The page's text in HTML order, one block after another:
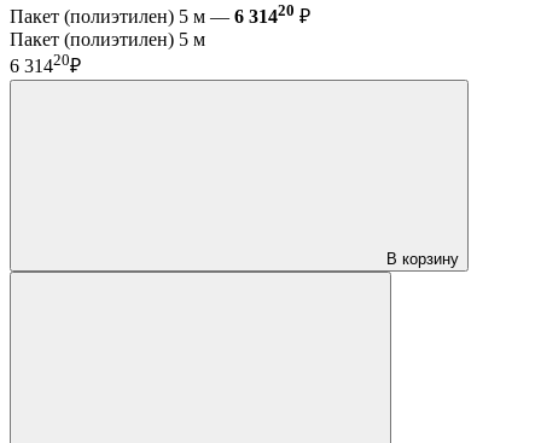
Пакет (полиэтилен) 5 м — 6 31420 ₽
Пакет (полиэтилен) 5 м
6 31420₽
В корзину